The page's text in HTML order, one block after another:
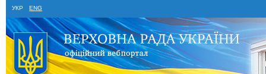
УКР ENG